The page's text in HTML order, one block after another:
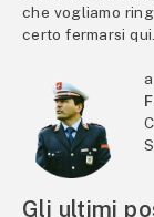
che vogliamo
certo fermarsi qui.
Gli ultimi